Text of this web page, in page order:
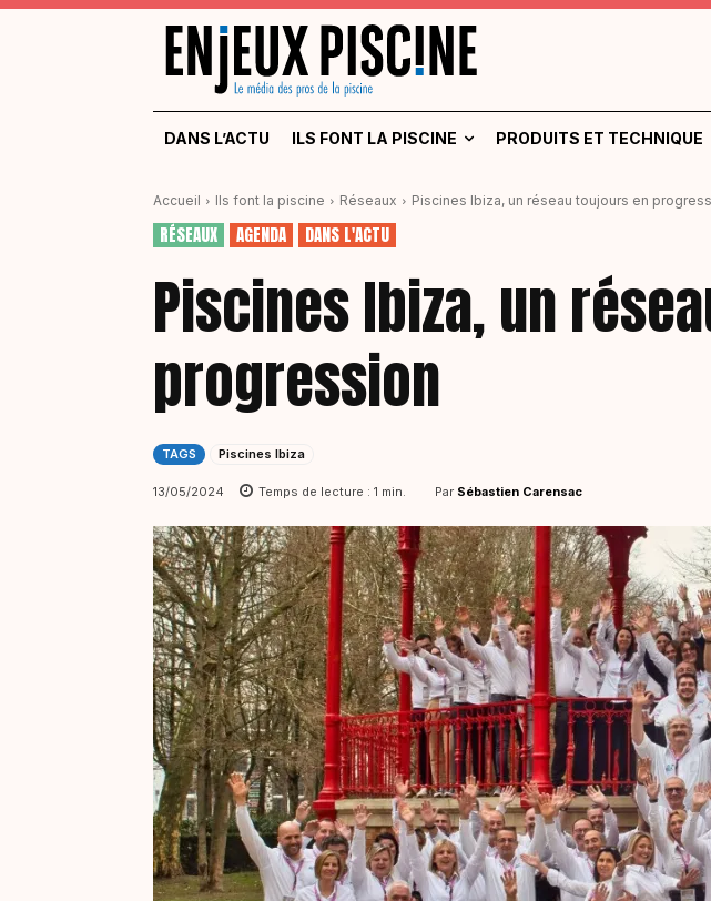
DANS L’ACTU ILS FONT LA PISCINE PRODUITS ET TECHNIQUE
Accueil Ils font la piscine Réseaux Piscines Ibiza, un réseau toujours en
RÉSEAUX AGENDA DANS L'ACTU
Piscines Ibiza, un
progression
TAGS Piscines Ibiza
13/05/2024 Temps de lecture : 1 min. Par Sébastien Carensac